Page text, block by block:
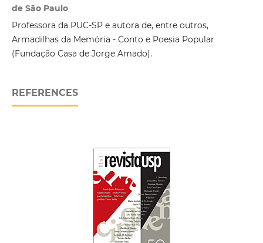
de São Paulo
Professora da PUC-SP e autora de, entre outros,
Armadilhas da Memória - Conto e Poesia Popular
(Fundação Casa de Jorge Amado).
REFERENCES